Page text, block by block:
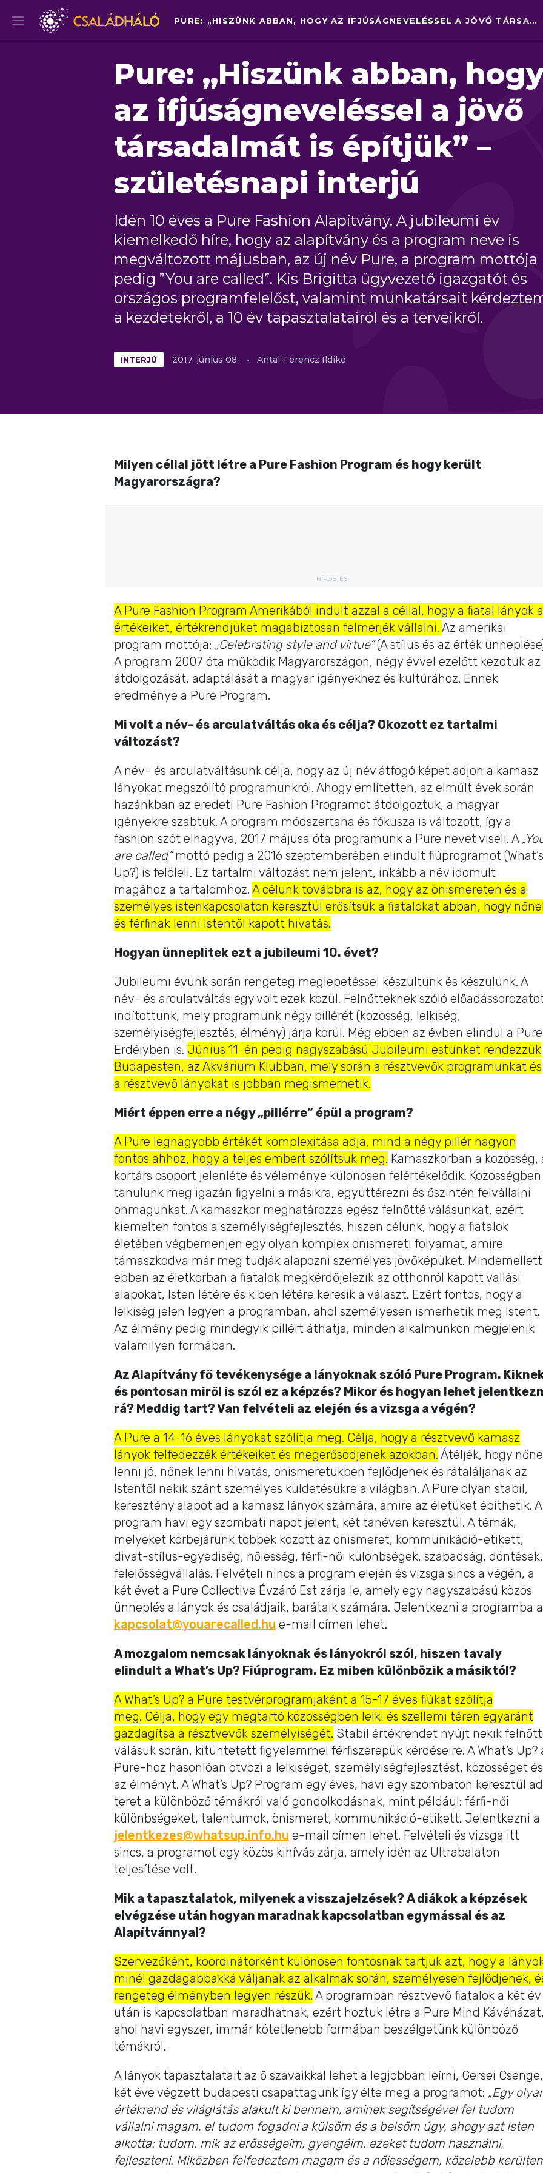
PURE: „HISZÜNK ABBAN, HOGY AZ IFJÚSÁGNEVELÉSSEL A JÖVŐ TÁRSADALMÁT IS ÉPÍTJÜK” – SZÜLETÉSNAPI INTERJÚ
Pure: „Hiszünk abban,
az ifjúságneveléssel a jövő
társadalmát is építjük” –
születésnapi interjú
Idén 10 éves a Pure Fashion Alapítvány. A jubileumi év
kiemelkedő híre, hogy az alapítvány és a program neve is
megváltozott májusban, az új név Pure, a program mottója
pedig ”You are called”. Kis Brigitta ügyvezető igazgatót és
országos programfelelőst, valamint munkatársait
a kezdetekről, a 10 év tapasztalatairól és a terveikről.
INTERJÚ 2017. június 08. Antal-Ferencz Ildikó
Milyen céllal jött létre a Pure Fashion Program és hogy került
Magyarországra?
HIRDETÉS
A Pure Fashion Program Amerikából indult azzal a céllal, hogy a fiatal lányok
értékeiket, értékrendjüket magabiztosan felmerjék vállalni. Az amerikai
program mottója: „Celebrating style and virtue”(A stílus és az érték
A program 2007 óta működik Magyarországon, négy évvel ezelőtt kezdtük az
átdolgozását, adaptálását a magyar igényekhez és kultúrához. Ennek
eredménye a Pure Program.
Mi volt a név- és arculatváltás oka és célja? Okozott ez tartalmi
változást?
A név- és arculatváltásunk célja, hogy az új név átfogó képet adjon a kamasz
lányokat megszólító programunkról. Ahogy említetten, az elmúlt évek során
hazánkban az eredeti Pure Fashion Programot átdolgoztuk, a magyar
igényekre szabtuk. A program módszertana és fókusza is változott, így a
fashion szót elhagyva, 2017 májusa óta programunk a Pure nevet viseli. A
are called”mottó pedig a 2016 szeptemberében elindult fiúprogramot (What’s
Up?) is felöleli. Ez tartalmi változást nem jelent, inkább a név idomult
magához a tartalomhoz. A célunk továbbra is az, hogy az önismereten és a
személyes istenkapcsolaton keresztül erősítsük a fiatalokat abban, hogy
és férfinak lenni Istentől kapott hivatás.
Hogyan ünneplitek ezt a jubileumi 10. évet?
Jubileumi évünk során rengeteg meglepetéssel készültünk és készülünk. A
név- és arculatváltás egy volt ezek közül. Felnőtteknek szóló
indítottunk, mely programunk négy pillérét (közösség, lelkiség,
személyiségfejlesztés, élmény) járja körül. Még ebben az évben elindul a Pure
Erdélyben is. Június 11-én pedig nagyszabású Jubileumi estünket rendezzük
Budapesten, az Akvárium Klubban, mely során a résztvevők programunkat és
a résztvevő lányokat is jobban megismerhetik.
Miért éppen erre a négy „pillérre” épül a program?
A Pure legnagyobb értékét komplexitása adja, mind a négy pillér nagyon
fontos ahhoz, hogy a teljes embert szólítsuk meg. Kamaszkorban a közösség,
kortárs csoport jelenléte és véleménye különösen felértékelődik. Közösségben
tanulunk meg igazán figyelni a másikra, együttérezni és őszintén felvállalni
önmagunkat. A kamaszkor meghatározza egész felnőtté válásunkat, ezért
kiemelten fontos a személyiségfejlesztés, hiszen célunk, hogy a fiatalok
életében végbemenjen egy olyan komplex önismereti folyamat, amire
támaszkodva már meg tudják alapozni személyes jövőképüket. Mindemellett
ebben az életkorban a fiatalok megkérdőjelezik az otthonról kapott vallási
alapokat, Isten létére és kiben létére keresik a választ. Ezért fontos, hogy a
lelkiség jelen legyen a programban, ahol személyesen ismerhetik meg Istent.
Az élmény pedig mindegyik pillért áthatja, minden alkalmunkon megjelenik
valamilyen formában.
Az Alapítvány fő tevékenysége a lányoknak szóló Pure Program.
és pontosan miről is szól ez a képzés? Mikor és hogyan lehet
rá? Meddig tart? Van felvételi az elején és a vizsga a végén?
A Pure a 14-16 éves lányokat szólítja meg. Célja, hogy a résztvevő kamasz
lányok felfedezzék értékeiket és megerősödjenek azokban. Átéljék, hogy
lenni jó, nőnek lenni hivatás, önismeretükben fejlődjenek és rátaláljanak az
Istentől nekik szánt személyes küldetésükre a világban. A Pure olyan stabil,
keresztény alapot ad a kamasz lányok számára, amire az életüket építhetik. A
program havi egy szombati napot jelent, két tanéven keresztül. A témák,
melyeket körbejárunk többek között az önismeret, kommunikáció-etikett,
divat-stílus-egyediség, nőiesség, férfi-női különbségek, szabadság, döntések,
felelősségvállalás. Felvételi nincs a program elején és vizsga sincs a végén, a
két évet a Pure Collective Évzáró Est zárja le, amely egy nagyszabású közös
ünneplés a lányok és családjaik, barátaik számára. Jelentkezni a programba a
kapcsolat@youarecalled.hu e-mail címen lehet.
A mozgalom nemcsak lányoknak és lányokról szól, hiszen tavaly
elindult a What’s Up? Fiúprogram. Ez miben különbözik a másiktól?
A What’s Up? a Pure testvérprogramjaként a 15-17 éves fiúkat szólítja
meg. Célja, hogy egy megtartó közösségben lelki és szellemi téren egyaránt
gazdagítsa a résztvevők személyiségét. Stabil értékrendet nyújt nekik
válásuk során, kitüntetett figyelemmel férfiszerepük kérdéseire. A What’s Up?
Pure-hoz hasonlóan ötvözi a lelkiséget, személyiségfejlesztést, közösséget és
az élményt. A What’s Up? Program egy éves, havi egy szombaton keresztül ad
teret a különböző témákról való gondolkodásnak, mint például: férfi-női
különbségeket, talentumok, önismeret, kommunikáció-etikett. Jelentkezni a
jelentkezes@whatsup.info.hu e-mail címen lehet. Felvételi és vizsga itt
sincs, a programot egy közös kihívás zárja, amely idén az Ultrabalaton
teljesítése volt.
Mik a tapasztalatok, milyenek a visszajelzések? A diákok a képzések
elvégzése után hogyan maradnak kapcsolatban egymással és az
Alapítvánnyal?
Szervezőként, koordinátorként különösen fontosnak tartjuk azt, hogy a
minél gazdagabbakká váljanak az alkalmak során, személyesen fejlődjenek,
rengeteg élményben legyen részük. A programban résztvevő fiatalok a két év
után is kapcsolatban maradhatnak, ezért hoztuk létre a Pure Mind
ahol havi egyszer, immár kötetlenebb formában beszélgetünk különböző
témákról.
A lányok tapasztalatait az ő szavaikkal lehet a legjobban leírni, Gersei Csenge,
két éve végzett budapesti csapattagunk így élte meg a programot: „Egy
értékrend és világlátás alakult ki bennem, aminek segítségével fel tudom
vállalni magam, el tudom fogadni a külsőm és a belsőm úgy, ahogy azt Isten
alkotta: tudom, mik az erősségeim, gyengéim, ezeket tudom használni,
fejleszteni. Miközben felfedeztem magam és a nőiességem, közelebb